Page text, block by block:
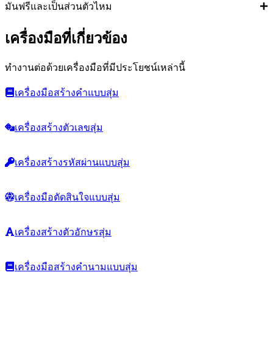
มันฟรีและเป็นส่วนตัวไหม
เครื่องมือที่เกี่ยวข้อง
ทำงานต่อด้วยเครื่องมือที่มีประโยชน์เหล่านี้
เครื่องมือสร้างคำแบบสุ่ม
เครื่องสร้างตัวเลขสุ่ม
เครื่องสร้างรหัสผ่านแบบสุ่ม
เครื่องมือตัดสินใจแบบสุ่ม
เครื่องสร้างตัวอักษรสุ่ม
เครื่องมือสร้างคำนามแบบสุ่ม